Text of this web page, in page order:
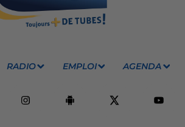
RADIO EMPLOI AGENDA